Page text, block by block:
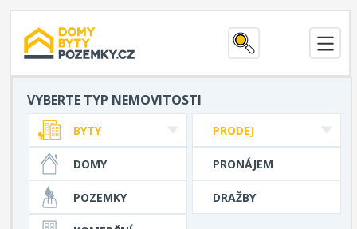
VYBERTE TYP NEMOVITOSTI
PRODEJ
PRONÁJEM
DRAŽBY
BYTY
DOMY
POZEMKY